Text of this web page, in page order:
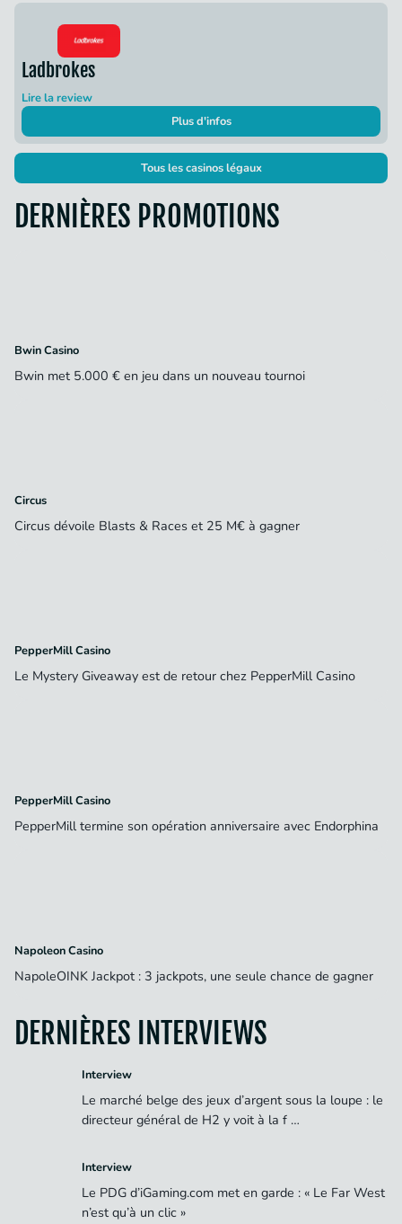
Ladbrokes
Lire la review
Plus d'infos
Tous les casinos légaux
DERNIÈRES PROMOTIONS
Bwin Casino
Bwin met 5.000 € en jeu dans un nouveau tournoi
Circus
Circus dévoile Blasts & Races et 25 M€ à gagner
PepperMill Casino
Le Mystery Giveaway est de retour chez PepperMill Casino
PepperMill Casino
PepperMill termine son opération anniversaire avec Endorphina
Napoleon Casino
NapoleOINK Jackpot : 3 jackpots, une seule chance de gagner
DERNIÈRES INTERVIEWS
Interview
Le marché belge des jeux d’argent sous la loupe : le
directeur général de H2 y voit à la f …
Interview
Le PDG d’iGaming.com met en garde : « Le Far West
n’est qu’à un clic »